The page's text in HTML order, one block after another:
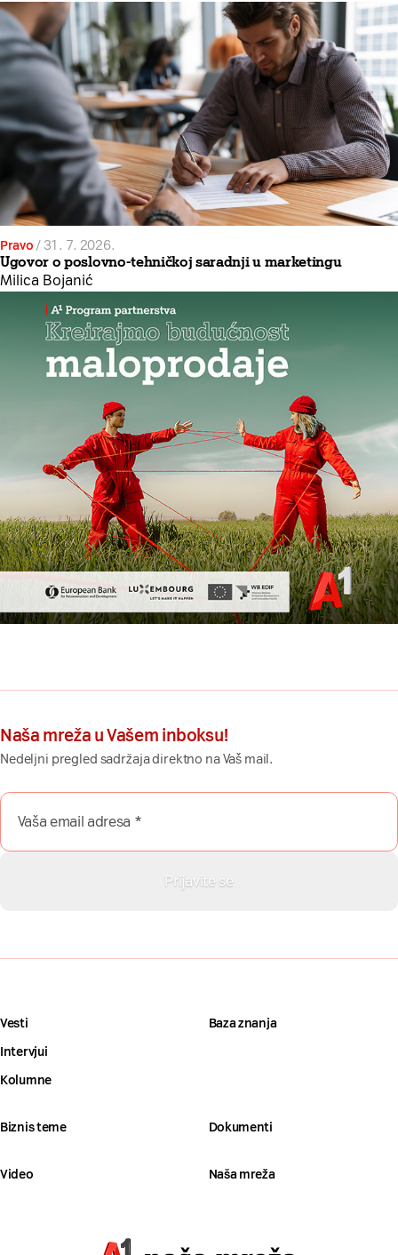
Pravo / 31. 7. 2026.
Ugovor o poslovno-tehničkoj saradnji u marketingu
Milica Bojanić
Naša mreža u Vašem inboksu!
Nedeljni pregled sadržaja direktno na Vaš mail.
Vesti
Intervjui
Kolumne
Baza znanja
Biznis teme Dokumenti
Video Naša mreža